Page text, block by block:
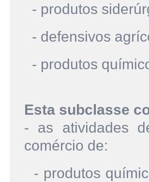
- produtos
- defensivos
- produtos
Esta subclasse
- as atividades
comércio de:
- produtos